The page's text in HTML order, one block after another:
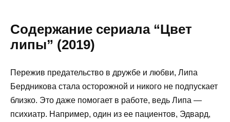
Содержание сериала “Цвет
липы” (2019)
Пережив предательство в дружбе и любви, Липа
Бердникова стала осторожной и никого не подпускает
близко. Это даже помогает в работе, ведь Липа —
психиатр. Например, один из ее пациентов, Эдвард,